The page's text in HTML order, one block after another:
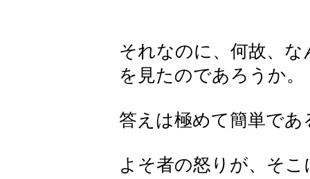
それなのに、何故、
を見たのであろうか。
答えは極めて簡単であ
よそ者の怒りが、そ